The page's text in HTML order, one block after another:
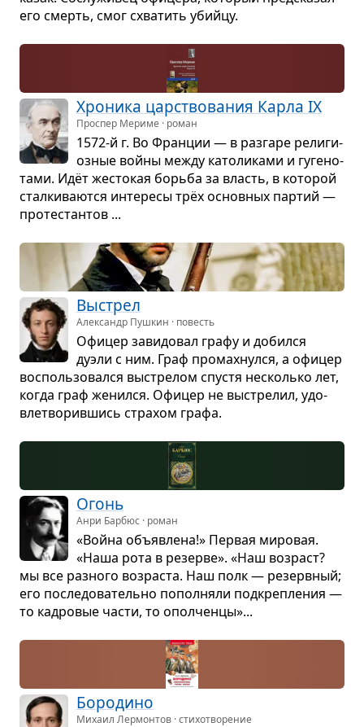
его смерть, смог схва­тить убийцу.
Хро­ника цар­ство­ва­ния Карла IX
Проспер Мериме · роман
1572-й г. Во Фран­ции — в раз­гаре рели­ги­
оз­ные войны между като­ли­ками и гуге­но­
тами. Идёт жесто­кая борьба за власть, в кото­рой
стал­ки­ва­ются инте­ресы трёх основ­ных пар­тий —
про­те­стан­тов ...
Выстрел
Александр Пушкин · повесть
Офи­цер зави­до­вал графу и добился
дуэли с ним. Граф про­мах­нулся, а офи­цер
вос­поль­зо­вался выстре­лом спу­стя несколько лет,
когда граф женился. Офи­цер не выстре­лил, удо­
влетво­рив­шись стра­хом графа.
Огонь
Анри Барбюс · роман
«Война объ­яв­лена!» Пер­вая миро­вая.
«Наша рота в резерве». «Наш воз­раст?
мы все раз­ного воз­раста. Наш полк — резерв­ный;
его после­до­ва­тельно попол­няли под­креп­ле­ния —
то кад­ро­вые части, то опол­ченцы»...
Боро­дино
Михаил Лермонтов · стихотворение